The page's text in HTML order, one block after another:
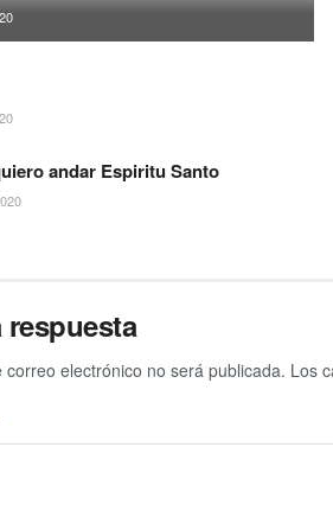
andar Espiritu Santo
respuesta
correo electrónico no será publicada. Los